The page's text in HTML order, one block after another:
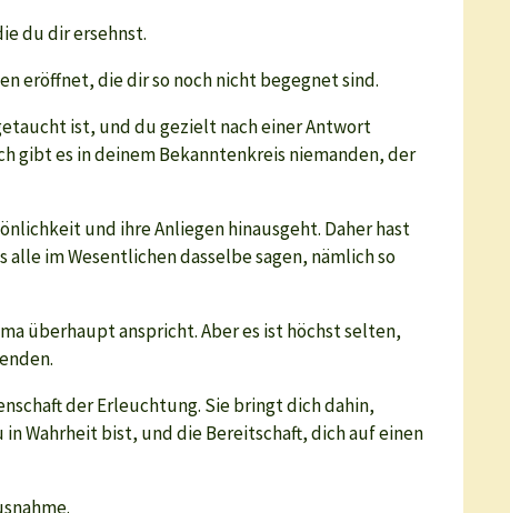
du dir ersehnst.
eröffnet, die dir so noch nicht begegnet sind.
ist, und du gezielt nach einer Antwort
gibt es in deinem Bekanntenkreis niemanden, der
und ihre Anliegen hinausgeht. Daher hast
im Wesentlichen dasselbe sagen, nämlich so
überhaupt anspricht. Aber es ist höchst selten,
der Erleuchtung. Sie bringt dich dahin,
Wahrheit bist, und die Bereitschaft, dich auf einen